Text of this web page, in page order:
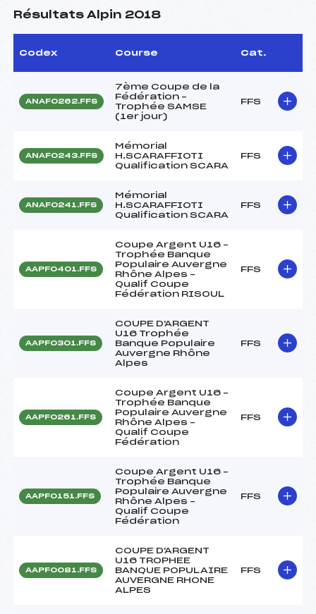
Résultats Alpin 2018
Codex Course Cat.
ANAF0262.FFS
7ème Coupe de la
Fédération –
Trophée SAMSE
(1er jour)
FFS
ANAF0243.FFS
Mémorial
H.SCARAFFIOTI
Qualification SCARA
FFS
ANAF0241.FFS
Mémorial
H.SCARAFFIOTI
Qualification SCARA
FFS
AAPF0401.FFS
Coupe Argent U16 –
Trophée Banque
Populaire Auvergne
Rhône Alpes –
Qualif Coupe
Fédération RISOUL
FFS
AAPF0301.FFS
COUPE D'ARGENT
U16 Trophée
Banque Populaire
Auvergne Rhône
Alpes
FFS
AAPF0261.FFS
Coupe Argent U16 –
Trophée Banque
Populaire Auvergne
Rhône Alpes –
Qualif Coupe
Fédération
FFS
AAPF0151.FFS
Coupe Argent U16 –
Trophée Banque
Populaire Auvergne
Rhône Alpes –
Qualif Coupe
Fédération
FFS
AAPF0081.FFS
COUPE D'ARGENT
U16 TROPHEE
BANQUE POPULAIRE
AUVERGNE RHONE
ALPES
FFS